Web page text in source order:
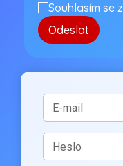
Souhlasím se
E-mail
Heslo